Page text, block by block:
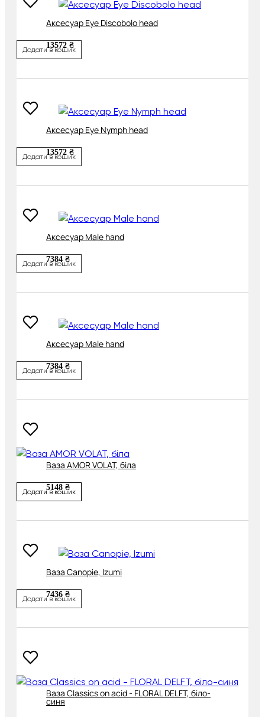
Аксесуар Eye Discobolo head
13572 ₴
Додати в кошик
Аксесуар Eye Nymph head
13572 ₴
Додати в кошик
Аксесуар Male hand
7384 ₴
Додати в кошик
Аксесуар Male hand
7384 ₴
Додати в кошик
Ваза AMOR VOLAT, біла
5148 ₴
Додати в кошик
Ваза Canopie, Izumi
7436 ₴
Додати в кошик
Ваза Classics on acid - FLORAL DELFT, біло-
синя